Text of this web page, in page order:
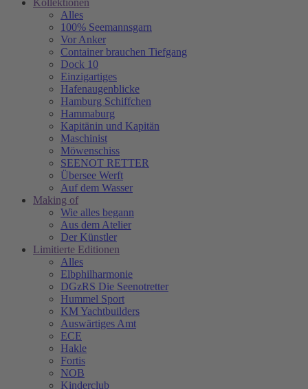
Kollektionen
Alles
100% Seemannsgarn
Vor Anker
Container brauchen Tiefgang
Dock 10
Einzigartiges
Hafenaugen­blicke
Hamburg Schiffchen
Hammaburg
Kapitänin und Kapitän
Maschinist
Möwenschiss
SEENOT RETTER
Übersee Werft
Auf dem Wasser
Making of
Wie alles begann
Aus dem Atelier
Der Künstler
Limitierte Editionen
Alles
Elbphilharmonie
DGzRS Die Seenotretter
Hummel Sport
KM Yachtbuilders
Auswärtiges Amt
ECE
Hakle
Fortis
NOB
Kinderclub